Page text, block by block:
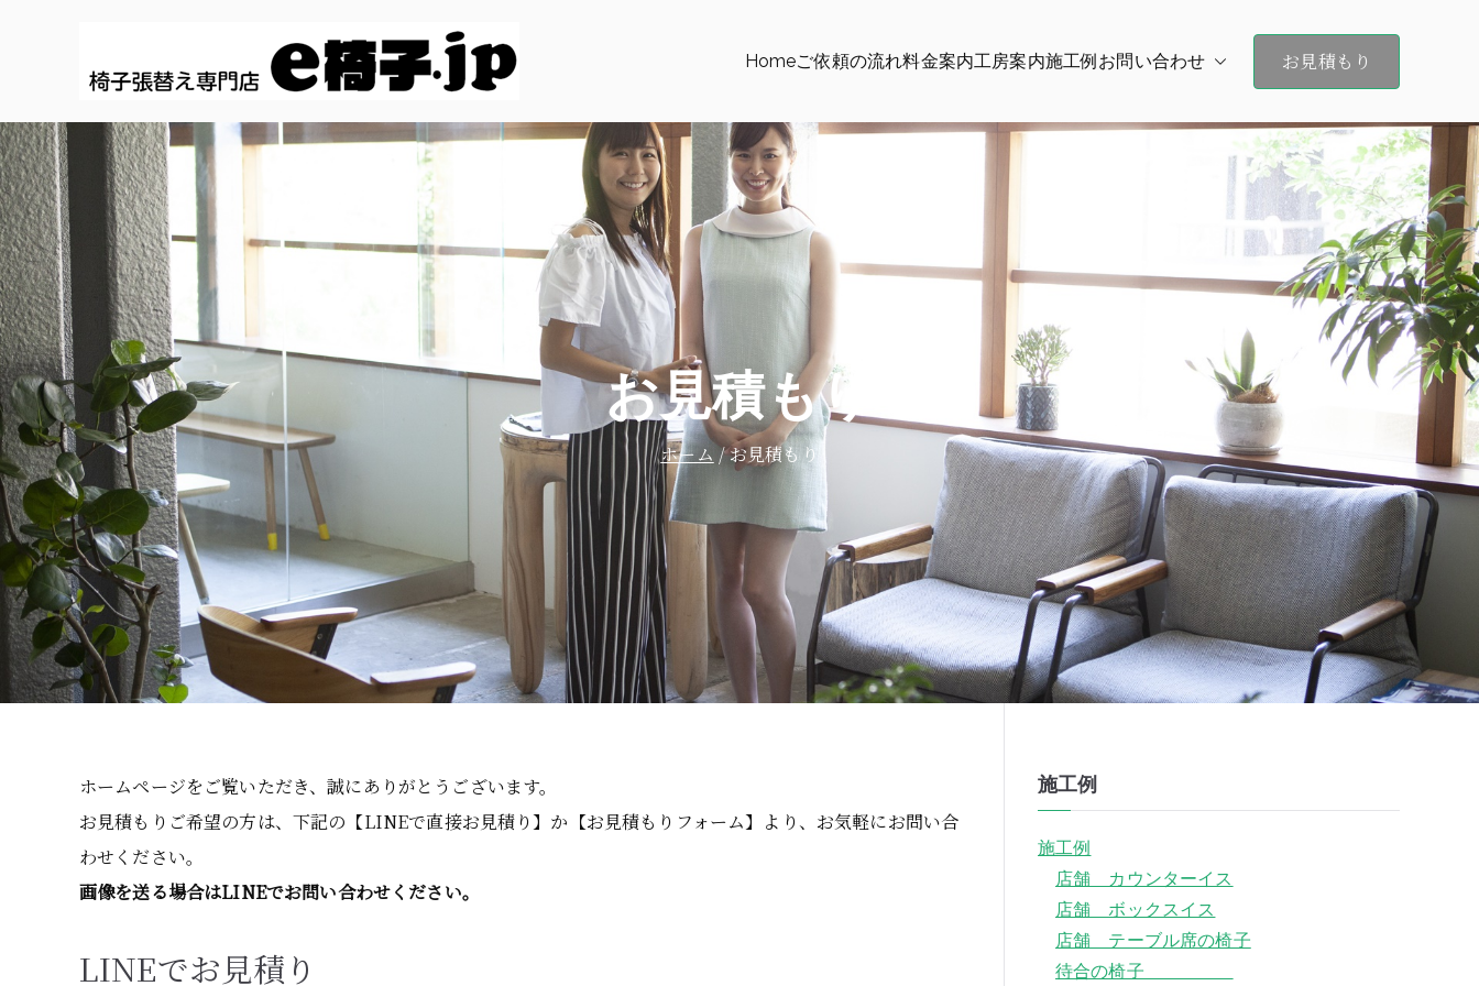
椅子張替え専門店│オン・デマンド
椅子・ソファーの張替え、イス修理、大阪市のON・DEMAND（オン・デマンド）大阪 京都 神戸まで
Homeご依頼の流れ料金案内工房案内施工例お問い合わせ お見積もり
お見積もり
ホーム お見積もり
ホームページをご覧いただき、誠にありがとうございます。
お見積もりご希望の方は、下記の【LINEで直接お見積り】か【お見積もりフォーム】より、お気軽にお問い合
わせください。
画像を送る場合はLINEでお問い合わせください。
LINEでお見積り
施工例
施工例
店舗 カウンターイス
店舗 ボックスイス
店舗 テーブル席の椅子
待合の椅子